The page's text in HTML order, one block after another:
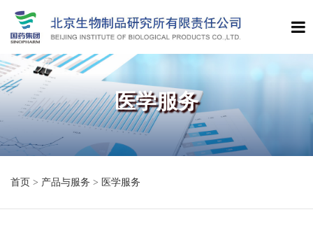
医学服务
首页 > 产品与服务 > 医学服务